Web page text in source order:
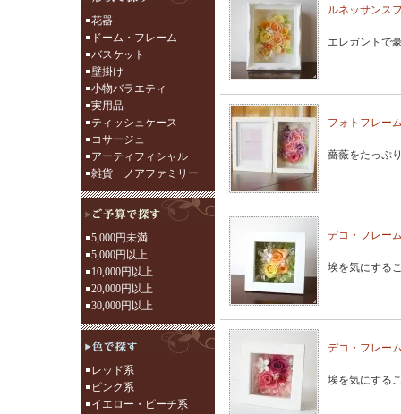
花器
ドーム・フレーム
バスケット
壁掛け
小物バラエティ
実用品
ティッシュケース
コサージュ
アーティフィシャル
雑貨 ノアファミリー
5,000円未満
5,000円以上
10,000円以上
20,000円以上
30,000円以上
レッド系
ピンク系
イエロー・ピーチ系
ルネッサンス
エレガントで
フォトフレー
薔薇をたっぷ
デコ・フレー
埃を気にする
デコ・フレー
埃を気にする